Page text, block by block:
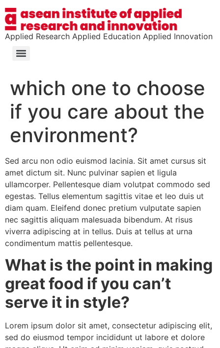
Applied Research Applied Education Applied Innovation
which one to choose
if you care about the
environment?
Sed arcu non odio euismod lacinia. Sit amet cursus sit
amet dictum sit. Nunc pulvinar sapien et ligula
ullamcorper. Pellentesque diam volutpat commodo sed
egestas. Tellus elementum sagittis vitae et leo duis ut
diam quam. Eleifend donec pretium vulputate sapien
nec sagittis aliquam malesuada bibendum. At risus
viverra adipiscing at in tellus. Duis at tellus at urna
condimentum mattis pellentesque.
What is the point in making
great food if you can’t
serve it in style?
Lorem ipsum dolor sit amet, consectetur adipiscing elit,
sed do eiusmod tempor incididunt ut labore et dolore